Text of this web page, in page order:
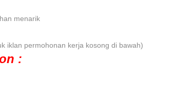
menarik
iklan permohonan kerja kosong di bawah)
: